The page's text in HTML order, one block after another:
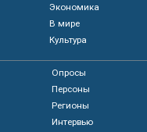
Экономика
В мире
Культура
Опросы
Персоны
Регионы
Интервью